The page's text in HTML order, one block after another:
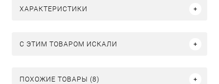
ХАРАКТЕРИСТИКИ
C ЭТИМ ТОВАРОМ ИСКАЛИ
ПОХОЖИЕ ТОВАРЫ (8)